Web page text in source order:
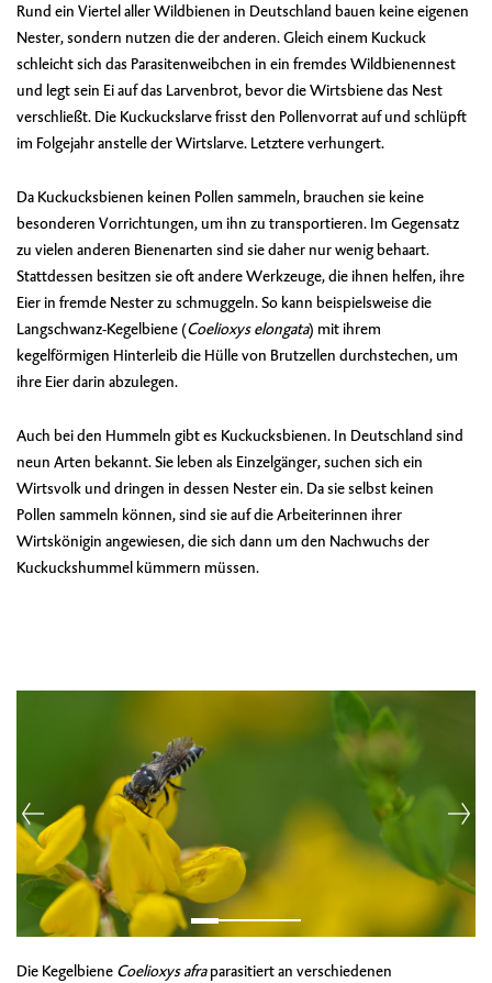
Rund ein Viertel aller Wildbienen in Deutschland bauen keine eigenen
Nester, sondern nutzen die der anderen. Gleich einem Kuckuck
schleicht sich das Parasitenweibchen in ein fremdes Wildbienennest
und legt sein Ei auf das Larvenbrot, bevor die Wirtsbiene das Nest
verschließt. Die Kuckuckslarve frisst den Pollenvorrat auf und schlüpft
im Folgejahr anstelle der Wirtslarve. Letztere verhungert.
Da Kuckucksbienen keinen Pollen sammeln, brauchen sie keine
besonderen Vorrichtungen, um ihn zu transportieren. Im Gegensatz
zu vielen anderen Bienenarten sind sie daher nur wenig behaart.
Stattdessen besitzen sie oft andere Werkzeuge, die ihnen helfen, ihre
Eier in fremde Nester zu schmuggeln. So kann beispielsweise die
Langschwanz-Kegelbiene (Coelioxys elongata) mit ihrem
kegelförmigen Hinterleib die Hülle von Brutzellen durchstechen, um
ihre Eier darin abzulegen.
Auch bei den Hummeln gibt es Kuckucksbienen. In Deutschland sind
neun Arten bekannt. Sie leben als Einzelgänger, suchen sich ein
Wirtsvolk und dringen in dessen Nester ein. Da sie selbst keinen
Pollen sammeln können, sind sie auf die Arbeiterinnen ihrer
Wirtskönigin angewiesen, die sich dann um den Nachwuchs der
Kuckuckshummel kümmern müssen.
Die Kegelbiene Coelioxys afraparasitiert an verschiedenen